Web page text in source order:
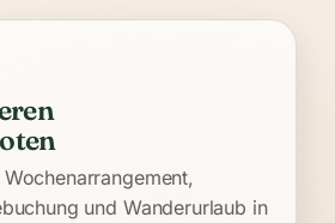
und Wanderurlaub in